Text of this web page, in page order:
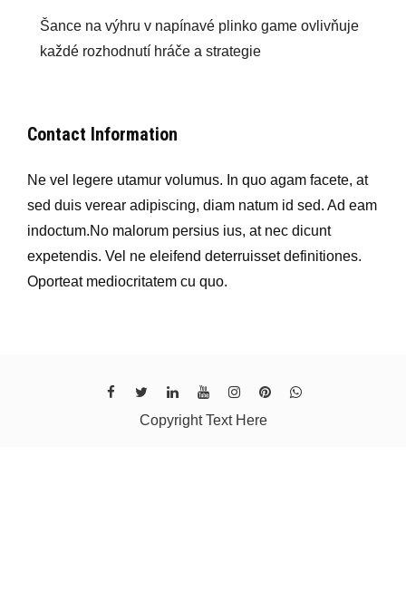
Šance na výhru v napínavé plinko game ovlivňuje
každé rozhodnutí hráče a strategie
Contact Information
Ne vel legere utamur volumus. In quo agam facete, at
sed duis verear adipiscing, diam natum id sed. Ad eam
indoctum.No malorum persius ius, at nec dicunt
expetendis. Vel ne eleifend deterruisset definitiones.
Oporteat mediocritatem cu quo.
Copyright Text Here